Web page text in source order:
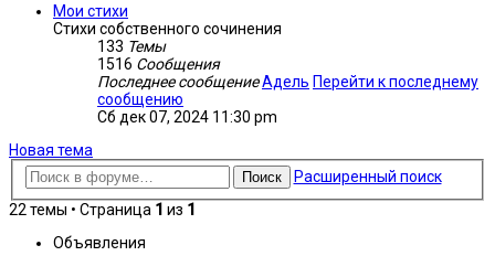
Мои стихи
Стихи собственного сочинения
133 Темы
1516 Сообщения
Последнее сообщениеАдель Перейти к последнему
сообщению
Сб дек 07, 2024 11:30 pm
Новая тема
Поиск
Расширенный поиск
22 темы • Страница 1 из 1
Объявления